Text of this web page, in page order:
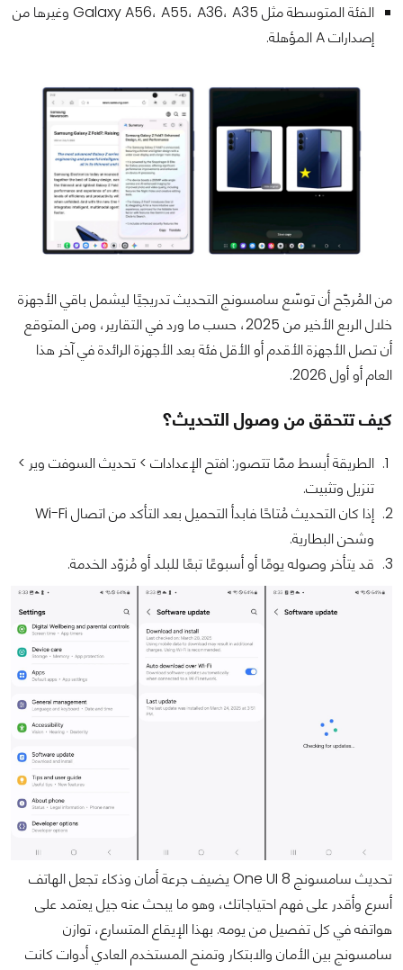
الفئة المتوسطة مثل Galaxy A56، A55، A36، A35 وغيرها من
إصدارات A المؤهلة.
من المُرجّح أن توسّع سامسونج التحديث تدريجيًا ليشمل باقي الأجهزة
خلال الربع الأخير من 2025، حسب ما ورد في التقارير، ومن المتوقع
أن تصل الأجهزة الأقدم أو الأقل فئة بعد الأجهزة الرائدة في آخر هذا
العام أو أول 2026.
كيف تتحقق من وصول التحديث؟
الطريقة أبسط ممّا تتصور: افتح الإعدادات > تحديث السوفت وير >
تنزيل وتثبيت.
إذا كان التحديث مُتاحًا فابدأ التحميل بعد التأكد من اتصال Wi-Fi
وشحن البطارية.
قد يتأخر وصوله يومًا أو أسبوعًا تبعًا للبلد أو مُزوّد الخدمة.
تحديث سامسونج One UI 8 يضيف جرعة أمان وذكاء تجعل الهاتف
أسرع وأقدر على فهم احتياجاتك، وهو ما يبحث عنه جيل يعتمد على
هواتفه في كل تفصيل من يومه. بهذا الإيقاع المتسارع، توازن
سامسونج بين الأمان والابتكار وتمنح المستخدم العادي أدوات كانت